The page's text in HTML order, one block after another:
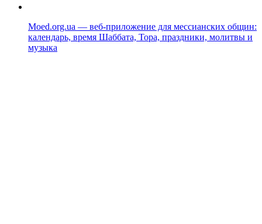
Moed.org.ua — веб-приложение для мессианских общин:
календарь, время Шаббата, Тора, праздники, молитвы и
музыка